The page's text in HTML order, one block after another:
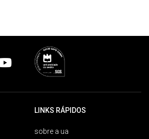
LINKS RÁPIDOS
sobre a ua